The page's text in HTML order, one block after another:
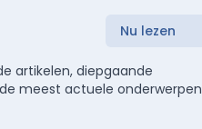
Nu lezen
artikelen, diepgaande
meest actuele onderwerpen